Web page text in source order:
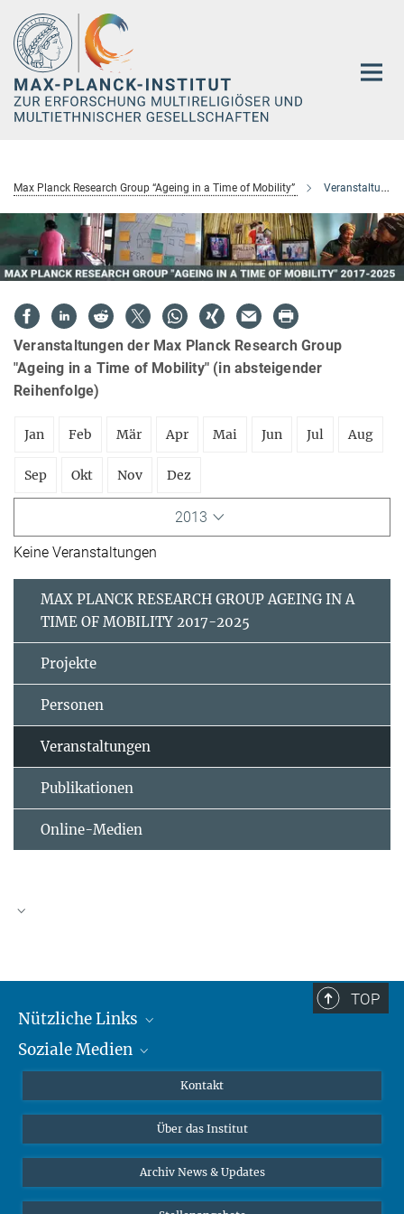
Hauptinhalt
Max Planck Research Group “Ageing in a Time of Mobility” Veranstaltungen
Veranstaltungen der Max Planck Research Group
"Ageing in a Time of Mobility" (in absteigender
Reihenfolge)
Jan Feb Mär Apr Mai Jun Jul Aug
Sep Okt Nov Dez
2013
Keine Veranstaltungen
MAX PLANCK RESEARCH GROUP AGEING IN A
TIME OF MOBILITY 2017-2025
Projekte
Personen
Veranstaltungen
Publikationen
Online-Medien
TOP
Nützliche Links
MMG Alumni Corner
Online-Vorträge
Interviews zum Thema "Diversity"
Soziale Medien
Bluesky
Kontakt
Über das Institut
Archiv News & Updates